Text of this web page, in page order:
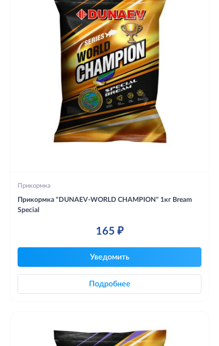
Прикормка
Прикормка "DUNAEV-WORLD CHAMPION" 1кг Bream
Special
165 ₽
Уведомить
Подробнее